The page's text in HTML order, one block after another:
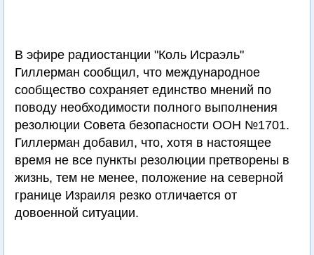
В эфире радиостанции "Коль Исраэль"
Гиллерман сообщил, что международное
сообщество сохраняет единство мнений по
поводу необходимости полного выполнения
резолюции Совета безопасности ООН №1701.
Гиллерман добавил, что, хотя в настоящее
время не все пункты резолюции претворены в
жизнь, тем не менее, положение на северной
границе Израиля резко отличается от
довоенной ситуации.